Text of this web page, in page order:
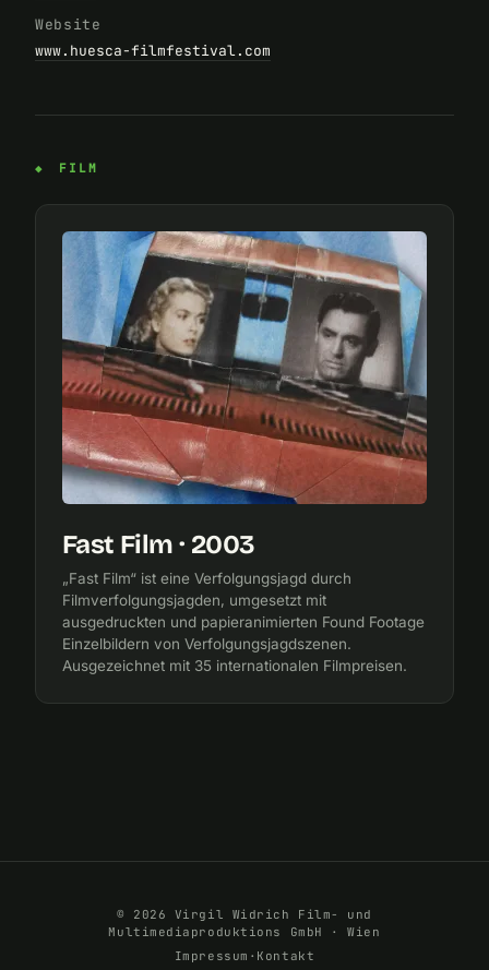
Website
www.huesca-filmfestival.com
FILM
Fast Film · 2003
„Fast Film“ ist eine Verfolgungsjagd durch
Filmverfolgungsjagden, umgesetzt mit
ausgedruckten und papieranimierten Found Footage
Einzelbildern von Verfolgungsjagdszenen.
Ausgezeichnet mit 35 internationalen Filmpreisen.
© 2026 Virgil Widrich Film- und
Multimediaproduktions GmbH · Wien
Impressum · Kontakt